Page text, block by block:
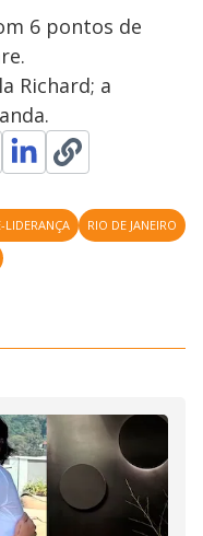
6 pontos de
Richard; a
LIDERANÇA
RIO DE JANEIRO